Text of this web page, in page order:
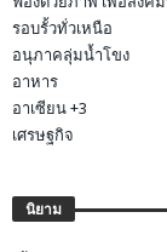
รอบรั้วทั่วเหนือ
อนุภาคลุ่มน้ำโขง
อาหาร
อาเซียน +3
เศรษฐกิจ
นิยาม